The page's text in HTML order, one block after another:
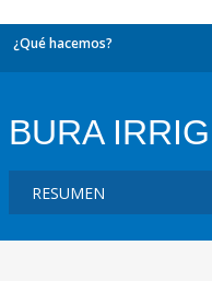
¿Qué hacemos?
BURA